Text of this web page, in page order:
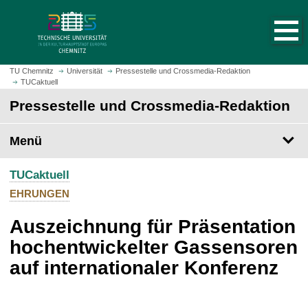
m
H
t
s
i
e
a
u
f
r
f
e
n
TU Chemnitz Universität
Pressestelle und Crossmedia-Redaktion
TUCaktuell
Pressestelle und Crossmedia-Redaktion
Menü
TUCaktuell
EHRUNGEN
Auszeichnung für Präsentation
hochentwickelter Gassensoren
auf internationaler Konferenz